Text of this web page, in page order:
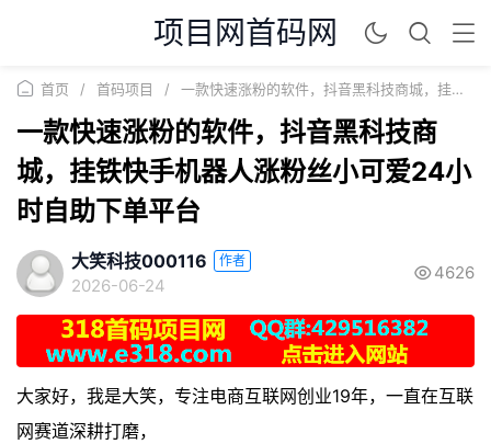
项目网首码网
首页 / 首码项目 / 一款快速涨粉的软件，抖音黑科技商城，挂铁快手机器人涨粉丝小可爱24小时自助下单平台
一款快速涨粉的软件，抖音黑科技商
城，挂铁快手机器人涨粉丝小可爱24小
时自助下单平台
大笑科技000116 作者
2026-06-24
4626
大家好，我是大笑，专注电商互联网创业19年，一直在互联
网赛道深耕打磨，